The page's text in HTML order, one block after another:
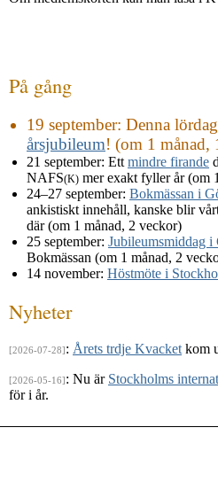
På gång
19 september: Denna
årsjubileum! (om 1 månad,
21 september: Ett mindre firande
NAFS(K) mer exakt fyller år (om
24–27 september: Bokmässan i
ankistiskt innehåll, kanske blir
där (om 1 månad, 2 veckor)
25 september: Jubileumsmiddag i
Bokmässan (om 1 månad, 2
14 november: Höstmöte i
Nyheter
[2026-07-28]: Årets trdje Kvacket kom
[2026-05-16]: Nu är Stockholms
för i år.